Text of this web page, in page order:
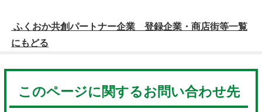
ふくおか共創パートナー企業 登録企業・商店街等一覧
にもどる
このページに関するお問い合わせ先